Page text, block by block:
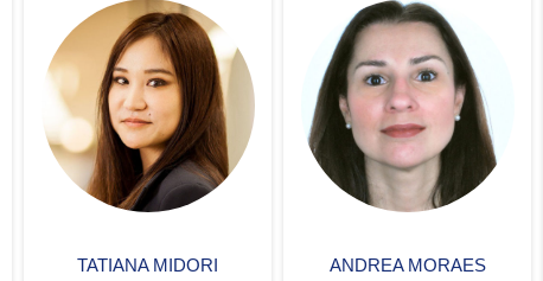
ANDREA MORAES
DANIEL DIX